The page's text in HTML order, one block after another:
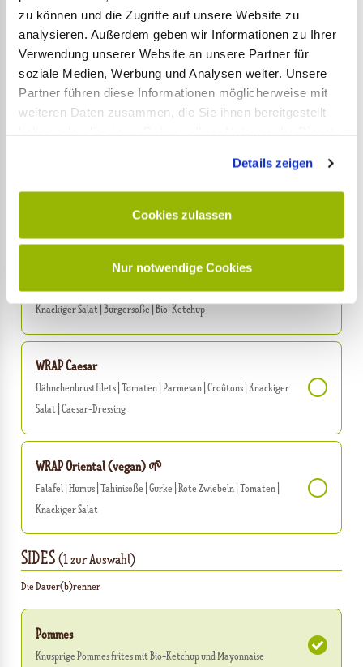
zu können und die Zugriffe auf unsere Website zu
analysieren. Außerdem geben wir Informationen zu Ihrer
Verwendung unserer Website an unsere Partner für
soziale Medien, Werbung und Analysen weiter. Unsere
Partner führen diese Informationen möglicherweise mit
weiteren Daten zusammen, die Sie ihnen bereitgestellt
Details zeigen
Cookies zulassen
Nur notwendige Cookies
Hausgemachte Burgersoße | Bio-Ketchup
BURGER Der Cheesy
Bio-Rindfleisch-Patty | Cheddar-Käse | Knackiger Salat | Gurke | Rote
Zwiebeln | Hausgemachte Burgersoße | Bio-Ketchup
Bio-Rindfleisch-Patty | Knackiger Salat | Gurke | Rote Zwiebeln |
Hausgemachte Burgersoße | Bio-Ketchup | Cheddar-Käse
BURGER Der Grüne (vegan)🌱
Hausgemachter Gemüsebratling | Tomaten | Gurke | Rote Zwiebeln |
Knackiger Salat | Burgersoße | Bio-Ketchup
WRAP Caesar
Hähnchenbrustfilets | Tomaten | Parmesan | Croûtons | Knackiger
Salat | Caesar-Dressing
WRAP Oriental (vegan)🌱
Falafel | Humus | Tahinisoße | Gurke | Rote Zwiebeln | Tomaten |
Knackiger Salat
SIDES(1 zur Auswahl)
Die Dauer(b)renner
Pommes
Knusprige Pommes frites mit Bio-Ketchup und Mayonnaise